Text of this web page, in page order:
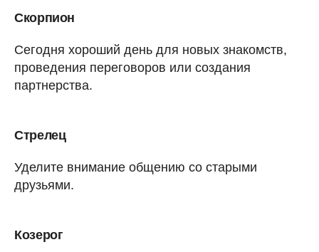
Скорпион
Сегодня хороший день для новых знакомств,
проведения переговоров или создания
партнерства.
Стрелец
Уделите внимание общению со старыми
друзьями.
Козерог